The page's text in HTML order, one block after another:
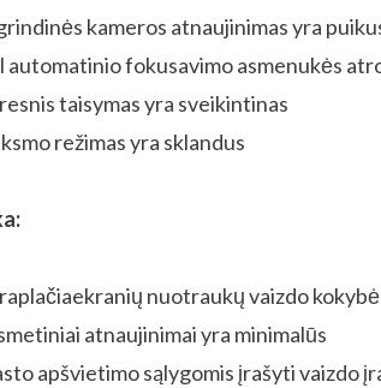
kameros atnaujinimas yra
automatinio fokusavimo asmenukės
taisymas yra sveikintinas
režimas yra sklandus
nuotraukų vaizdo
atnaujinimai yra minimalūs
apšvietimo sąlygomis įrašyti vaizdo